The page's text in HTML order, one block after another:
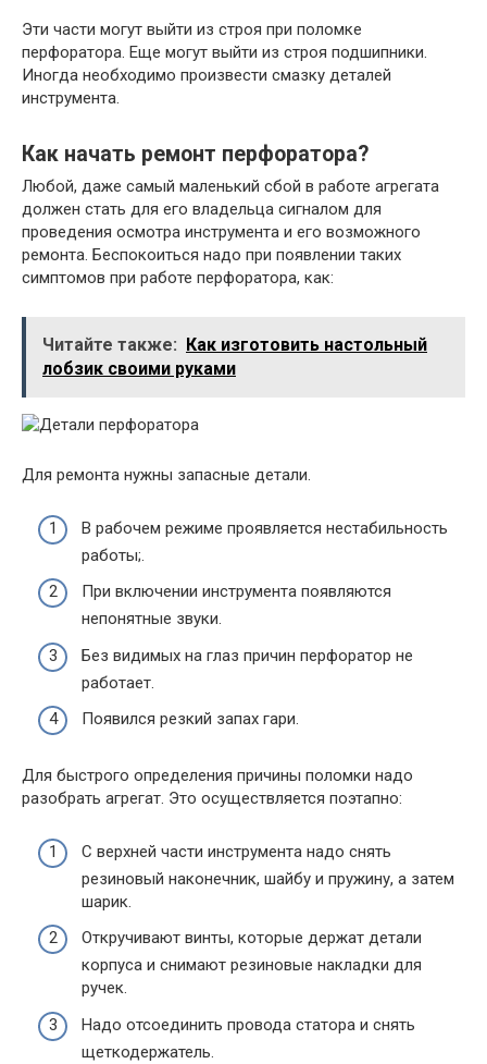
Эти части могут выйти из строя при поломке
перфоратора. Еще могут выйти из строя подшипники.
Иногда необходимо произвести смазку деталей
инструмента.
Как начать ремонт перфоратора?
Любой, даже самый маленький сбой в работе агрегата
должен стать для его владельца сигналом для
проведения осмотра инструмента и его возможного
ремонта. Беспокоиться надо при появлении таких
симптомов при работе перфоратора, как:
Читайте также:
Как изготовить настольный
лобзик своими руками
Для ремонта нужны запасные детали.
В рабочем режиме проявляется нестабильность
работы;.
При включении инструмента появляются
непонятные звуки.
Без видимых на глаз причин перфоратор не
работает.
Появился резкий запах гари.
Для быстрого определения причины поломки надо
разобрать агрегат. Это осуществляется поэтапно:
С верхней части инструмента надо снять
резиновый наконечник, шайбу и пружину, а затем
шарик.
Откручивают винты, которые держат детали
корпуса и снимают резиновые накладки для
ручек.
Надо отсоединить провода статора и снять
щеткодержатель.